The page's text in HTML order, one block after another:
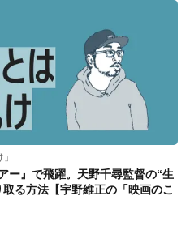
ー』で飛躍。天野千尋監督の“生
る方法【宇野維正の「映画のこ